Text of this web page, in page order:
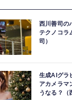
西川善司の
テクノコラ
司）
生成AIグラ
アカメラマ
うなる？（